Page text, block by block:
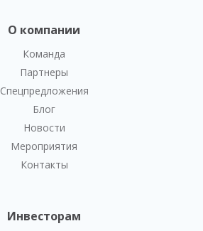
О компании
Команда
Партнеры
Спецпредложения
Блог
Новости
Мероприятия
Контакты
Инвесторам